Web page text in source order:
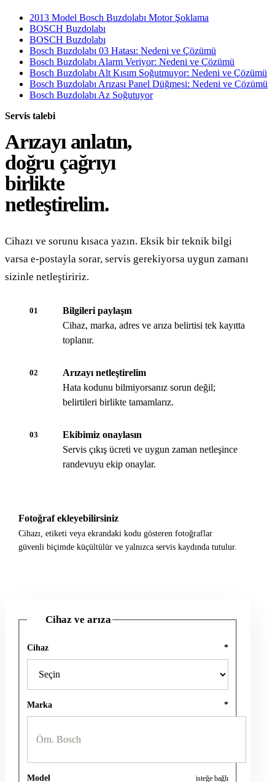
2013 Model Bosch Buzdolabı Motor Şoklama
BOSCH Buzdolabı
BOSCH Buzdolabı
Bosch Buzdolabı 03 Hatası: Nedeni ve Çözümü
Bosch Buzdolabı Alarm Veriyor: Nedeni ve Çözümü
Bosch Buzdolabı Alt Kısım Soğutmuyor: Nedeni ve Çözümü
Bosch Buzdolabı Arızası Panel Düğmesi: Nedeni ve Çözümü
Bosch Buzdolabı Az Soğutuyor
Servis talebi
Arızayı anlatın,
doğru çağrıyı
birlikte
netleştirelim.
Cihazı ve sorunu kısaca yazın. Eksik bir teknik bilgi
varsa e-postayla sorar, servis gerekiyorsa uygun zamanı
sizinle netleştiririz.
01
Bilgileri paylaşın
Cihaz, marka, adres ve arıza belirtisi tek kayıtta
toplanır.
02
Arızayı netleştirelim
Hata kodunu bilmiyorsanız sorun değil;
belirtileri birlikte tamamlarız.
03
Ekibimiz onaylasın
Servis çıkış ücreti ve uygun zaman netleşince
randevuyu ekip onaylar.
Fotoğraf ekleyebilirsiniz
Cihazı, etiketi veya ekrandaki kodu gösteren fotoğraflar
güvenli biçimde küçültülür ve yalnızca servis kaydında tutulur.
Cihaz ve arıza
Cihaz *
Marka *
Model isteğe bağlı